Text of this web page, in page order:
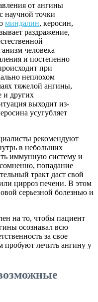
от ангины
научной точки
миндалин, керосин,
раздражение,
человека
и постепенно
при
неплохом
тяжелой ангины,
и других
выходит из-
усугубляет
рекомендуют
в небольших
иммунную систему и
попадание
тракт даст свой
цирроз печени. В этом
серьезной болезнью и
на то, чтобы пациент
осознавал всю
за свое
пробуют лечить ангину у